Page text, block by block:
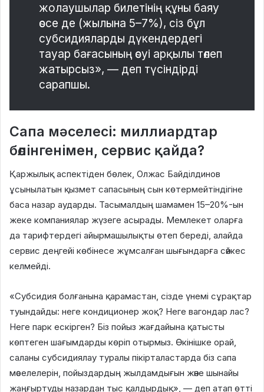
жолаушылар билетінің құны баяу
өссе де (жылына 5–7%), сіз бұл
субсидияларды дүкендердегі
тауар бағасының өсуі арқылы төлеп
жатырсыз», — деп түсіндірді
сарапшы.
Сапа мәселесі: миллиардтар
бөлінгенімен, сервис қайда?
Қаржылық аспектіден бөлек, Олжас Байділдинов
ұсынылатын қызмет сапасының сын көтермейтіндігіне
баса назар аударды. Тасымалдың шамамен 15–20%-ын
жеке компаниялар жүзеге асырады. Мемлекет оларға
да тарифтердегі айырмашылықты өтеп береді, алайда
сервис деңгейі көбінесе жұмсалған шығындарға сәйкес
келмейді.
«Субсидия болғанына қарамастан, сізде үнемі сұрақтар
туындайды: неге кондиционер жоқ? Неге вагондар лас?
Неге парк ескірген? Біз пойыз жағдайына қатысты
көптеген шағымдарды көріп отырмыз. Өкінішке орай,
саланы субсидиялау туралы пікірталастарда біз сапа
мәселелерін, пойыздардың жылдамдығын және шынайы
жаңғыртуды назардан тыс қалдырдық», — деп атап өтті